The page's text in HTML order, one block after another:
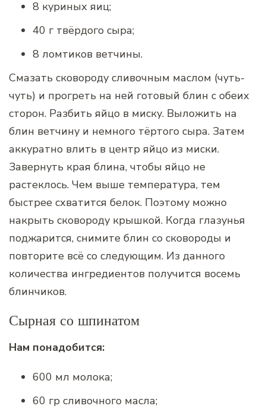
8 куриных яиц;
40 г твёрдого сыра;
8 ломтиков ветчины.
Смазать сковороду сливочным маслом (чуть-
чуть) и прогреть на ней готовый блин с обеих
сторон. Разбить яйцо в миску. Выложить на
блин ветчину и немного тёртого сыра. Затем
аккуратно влить в центр яйцо из миски.
Завернуть края блина, чтобы яйцо не
растеклось. Чем выше температура, тем
быстрее схватится белок. Поэтому можно
накрыть сковороду крышкой. Когда глазунья
поджарится, снимите блин со сковороды и
повторите всё со следующим. Из данного
количества ингредиентов получится восемь
блинчиков.
Сырная со шпинатом
Нам понадобится:
600 мл молока;
60 гр сливочного масла;